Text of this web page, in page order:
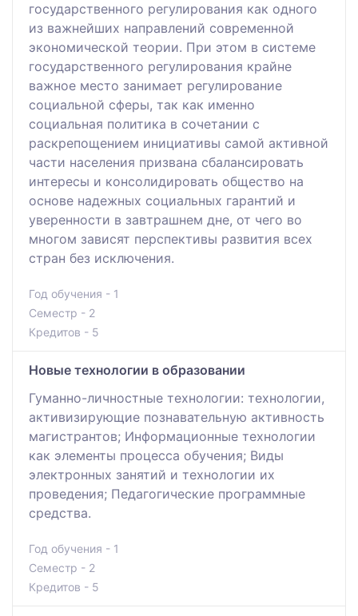
государственного регулирования как одного
из важнейших направлений современной
экономической теории. При этом в системе
государственного регулирования крайне
важное место занимает регулирование
социальной сферы, так как именно
социальная политика в сочетании с
раскрепощением инициативы самой активной
части населения призвана сбалансировать
интересы и консолидировать общество на
основе надежных социальных гарантий и
уверенности в завтрашнем дне, от чего во
многом зависят перспективы развития всех
стран без исключения.
Год обучения - 1
Семестр - 2
Кредитов - 5
Новые технологии в образовании
Гуманно-личностные технологии: технологии,
активизирующие познавательную активность
магистрантов; Информационные технологии
как элементы процесса обучения; Виды
электронных занятий и технологии их
проведения; Педагогические программные
средства.
Год обучения - 1
Семестр - 2
Кредитов - 5